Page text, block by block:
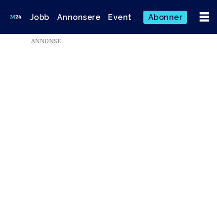
Jobb Annonsere Event Abonner
ANNONSE